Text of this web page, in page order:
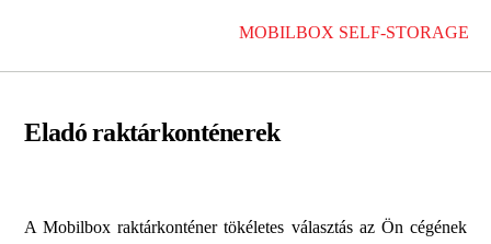
MOBILBOX SELF-STORAGE
Eladó raktárkonténerek
A Mobilbox raktárkonténer tökéletes választás az Ön cégének